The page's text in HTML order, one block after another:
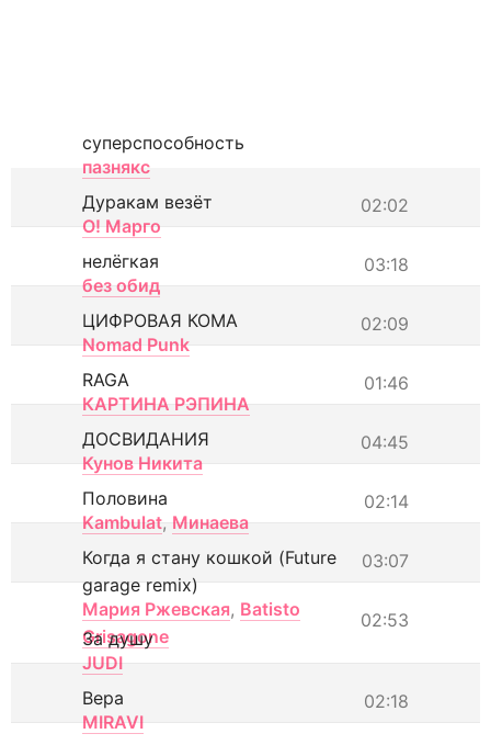
суперспособность
пазнякс
02:02
Дуракам везёт
О! Марго
03:18
нелёгкая
без обид
02:09
ЦИФРОВАЯ КОМА
Nomad Punk
01:46
RAGA
КАРТИНА РЭПИНА
04:45
ДОСВИДАНИЯ
Кунов Никита
02:14
Половина
Kambulat, Минаева
03:07
Когда я стану кошкой (Future
garage remix)
Мария Ржевская, Batisto
Grisagone
02:53
За душу
JUDI
02:18
Вера
MIRAVI